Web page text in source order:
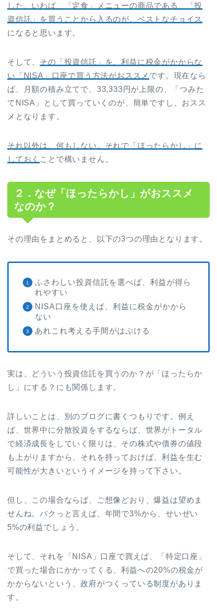
した、いわば、「定食」メニューの商品である、「投
資信託」を買うことから入るのが、ベストなチョイス
になると思います。
そして、 その「投資信託」を、利益に税金がかからな
い「NISA」口座で買う方法がおススメ です。現在なら
ば、月額の積み立てで、33,333円が上限の、「つみた
てNISA」として買っていくのが、簡単ですし、おスス
メとなります。
それ以外は、何もしない。それで「ほったらかし」に
しておく ことで構いません。
２．なぜ「ほったらかし」がおススメ
なのか？
その理由をまとめると、以下の3つの理由となります。
ふさわしい投資信託を選べば、利益が得ら
れやすい
NISA口座を使えば、利益に税金がかから
ない
あれこれ考える手間がはぶける
実は、どういう投資信託を買うのか？が「ほったらか
し」にする？にも関係します。
詳しいことは、別のブログに書くつもりです。例え
ば、世界中に分散投資をするならば、世界がトータル
で経済成長をしていく限りは、その株式や債券の値段
も上がりますから、それを持っておけば、利益を生む
可能性が大きいというイメージを持って下さい。
但し、この場合ならば、ご想像どおり、爆益は望めま
せんね。バクっと言えば、年間で3%から、せいぜい
5%の利益でしょう。
そして、それを「NISA」口座で買えば、「特定口座」
で買った場合にかかってくる、利益への20%の税金が
かからないという、政府がつくっている制度がありま
す。